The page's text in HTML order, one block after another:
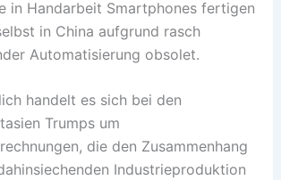
in Handarbeit Smartphones fertigen
in China aufgrund rasch
Automatisierung obsolet.
handelt es sich bei den
Trumps um
die den Zusammenhang
Industrieproduktion